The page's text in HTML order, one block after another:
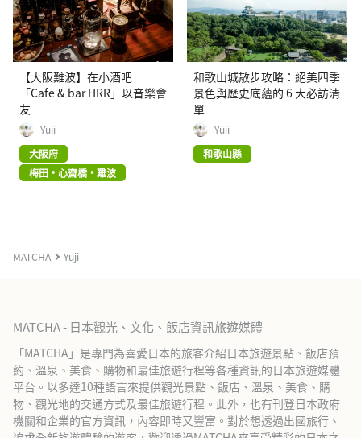
MATCHA Yuji
【大阪難波】在小酒吧
「Cafe & bar HRR」以音樂會
友
Yuji
大阪府
梅田・心齋橋・難波
和歌山城散步攻略：絕美四季
景色與歷史底蘊的 6 大必訪清
單
Yuji
和歌山縣
MATCHA - 日本觀光、文化、飯店資訊旅遊媒體
「MATCHA」是專門為喜愛日本的旅客介紹日本旅遊景點、飯店預
約、溫泉、美食、購物和最佳旅遊行程等各種資訊的日本旅遊媒體
平台。以多達10種語言來提供觀光景點、飯店、溫泉、美食、購
物、觀光地的交通方式及最佳旅遊行程。此外，也有刊登日本政府
機關和企業的官方資訊，內容即時又豐富。對於想透過出國旅行、